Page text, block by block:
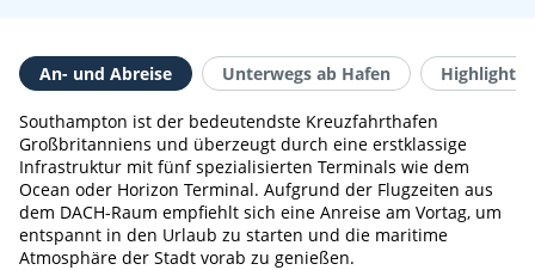
An- und Abreise Unterwegs ab Hafen Highlights
Southampton ist der bedeutendste Kreuzfahrthafen
Großbritanniens und überzeugt durch eine erstklassige
Infrastruktur mit fünf spezialisierten Terminals wie dem
Ocean oder Horizon Terminal. Aufgrund der Flugzeiten aus
dem DACH-Raum empfiehlt sich eine Anreise am Vortag, um
entspannt in den Urlaub zu starten und die maritime
Atmosphäre der Stadt vorab zu genießen.